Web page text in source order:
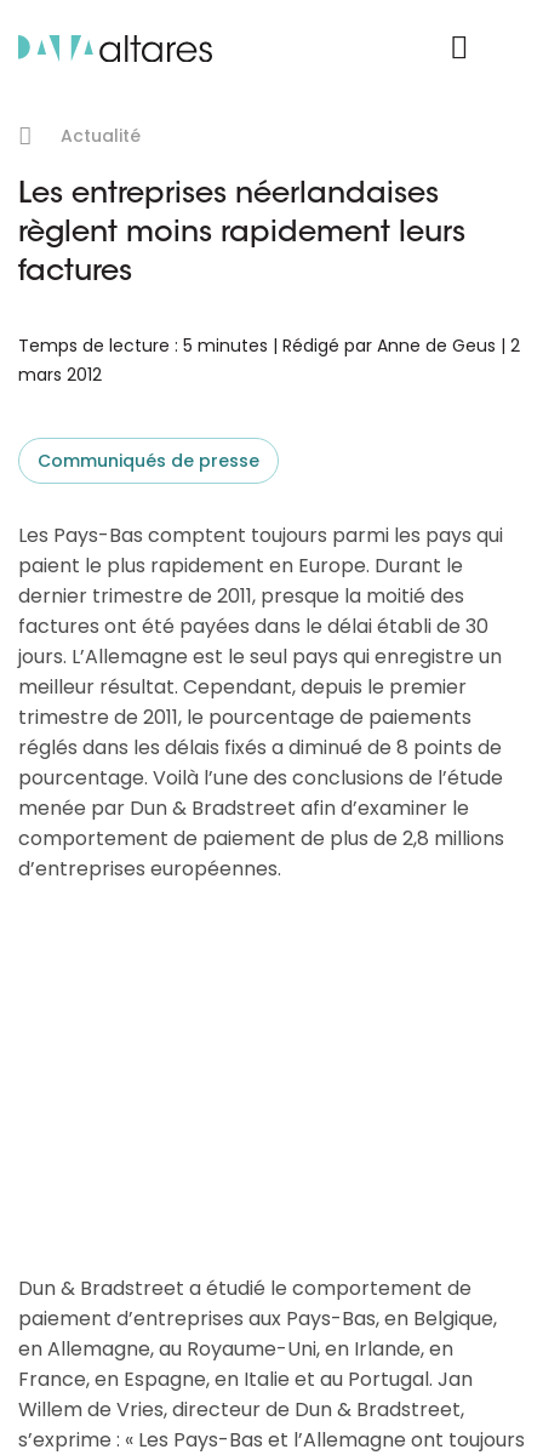
Actualité
Les entreprises néerlandaises
règlent moins rapidement leurs
factures
Temps de lecture : 5 minutes | Rédigé par Anne de Geus | 2
mars 2012
Communiqués de presse
Les Pays-Bas comptent toujours parmi les pays qui
paient le plus rapidement en Europe. Durant le
dernier trimestre de 2011, presque la moitié des
factures ont été payées dans le délai établi de 30
jours. L’Allemagne est le seul pays qui enregistre un
meilleur résultat. Cependant, depuis le premier
trimestre de 2011, le pourcentage de paiements
réglés dans les délais fixés a diminué de 8 points de
pourcentage. Voilà l’une des conclusions de l’étude
menée par Dun & Bradstreet afin d’examiner le
comportement de paiement de plus de 2,8 millions
d’entreprises européennes.
Dun & Bradstreet a étudié le comportement de
paiement d’entreprises aux Pays-Bas, en Belgique,
en Allemagne, au Royaume-Uni, en Irlande, en
France, en Espagne, en Italie et au Portugal. Jan
Willem de Vries, directeur de Dun & Bradstreet,
s’exprime : « Les Pays-Bas et l’Allemagne ont toujours